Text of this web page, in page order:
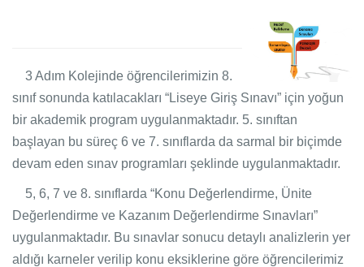
3 Adım Kolejinde öğrencilerimizin 8.
sınıf sonunda katılacakları “Liseye Giriş Sınavı” için yoğun
bir akademik program uygulanmaktadır. 5. sınıftan
başlayan bu süreç 6 ve 7. sınıflarda da sarmal bir biçimde
devam eden sınav programları şeklinde uygulanmaktadır.
5, 6, 7 ve 8. sınıflarda “Konu Değerlendirme, Ünite
Değerlendirme ve Kazanım Değerlendirme Sınavları”
uygulanmaktadır. Bu sınavlar sonucu detaylı analizlerin yer
aldığı karneler verilip konu eksiklerine göre öğrencilerimiz